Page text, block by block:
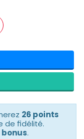
26 points
de fidélité.
.